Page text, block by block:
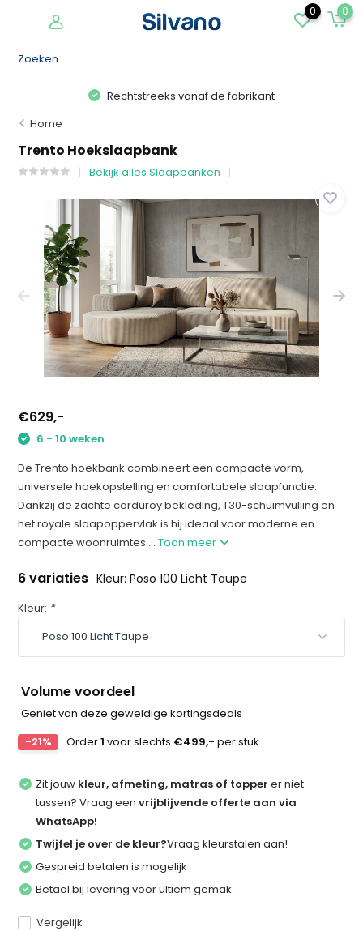
0 0
Rechtstreeks vanaf de fabrikant
Home
Trento Hoekslaapbank
Bekijk alles Slaapbanken
€629,-
6 - 10 weken
De Trento hoekbank combineert een compacte vorm,
universele hoekopstelling en comfortabele slaapfunctie.
Dankzij de zachte corduroy bekleding, T30-schuimvulling en
het royale slaapoppervlak is hij ideaal voor moderne en
compacte woonruimtes....Toon meer
6 variaties Kleur: Poso 100 Licht Taupe
Kleur: *
Volume voordeel
Geniet van deze geweldige kortingsdeals
-21%
Order1 voor slechts €499,- per stuk
Zit jouw kleur, afmeting, matras of topper er niet
tussen? Vraag eenvrijblijvende offerte aan via
WhatsApp!
Twijfel je over de kleur?Vraag kleurstalen aan!
Gespreid betalen is mogelijk
Betaal bij levering voor ultiem gemak.
Vergelijk